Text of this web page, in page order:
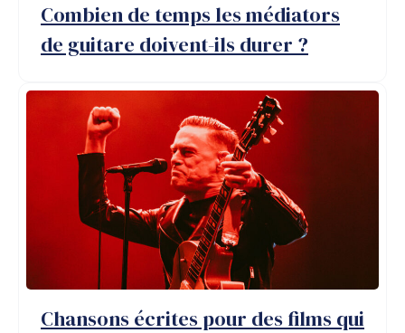
Combien de temps les médiators
de guitare doivent-ils durer ?
Chansons écrites pour des films qui